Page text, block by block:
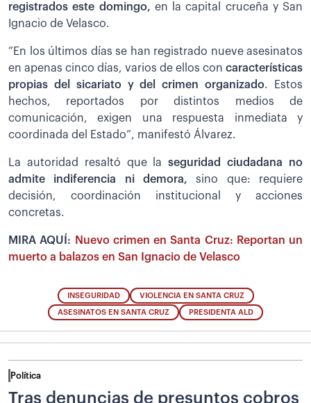
registrados este domingo, en la capital cruceña y San
Ignacio de Velasco.
”En los últimos días se han registrado nueve asesinatos
en apenas cinco días, varios de ellos con características
propias del sicariato y del crimen organizado. Estos
hechos, reportados por distintos medios de
comunicación, exigen una respuesta inmediata y
coordinada del Estado”, manifestó Álvarez.
La autoridad resaltó que laseguridad ciudadana no
admite indiferencia ni demora,sino que: requiere
decisión, coordinación institucional y acciones
concretas.
MIRA AQUÍ:
Nuevo crimen en Santa Cruz: Reportan un
muerto a balazos en San Ignacio de Velasco
INSEGURIDAD VIOLENCIA EN SANTA CRUZ
ASESINATOS EN SANTA CRUZ PRESIDENTA ALD
Política
Tras denuncias de presuntos cobros